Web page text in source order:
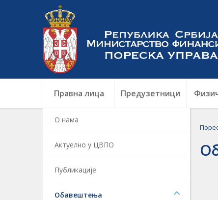
Правна лица Предузетници
О нама
Актуелно у ЦВПО
Публикације
Обавештења